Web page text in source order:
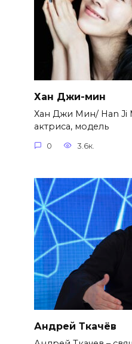
Хан Джи-мин
Хан Джи Мин/ Han Ji
актриса, модель
0 3.6к.
Андрей Ткачёв